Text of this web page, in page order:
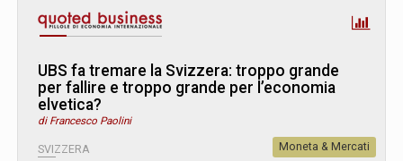
UBS fa tremare la Svizzera: troppo grande
per fallire e troppo grande per l’economia
elvetica?
di Francesco Paolini
SVIZZERA Moneta & Mercati